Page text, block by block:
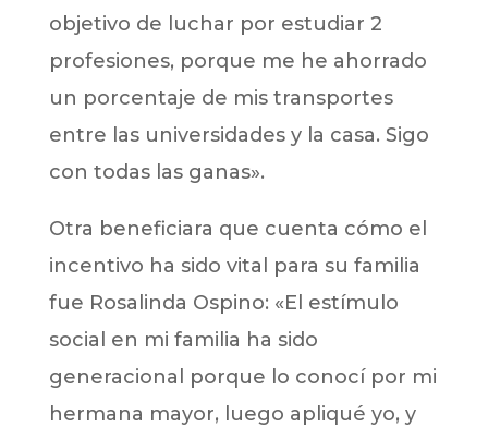
objetivo de luchar por estudiar 2
profesiones, porque me he ahorrado
un porcentaje de mis transportes
entre las universidades y la casa. Sigo
con todas las ganas».
Otra beneficiara que cuenta cómo el
incentivo ha sido vital para su familia
fue Rosalinda Ospino: «El estímulo
social en mi familia ha sido
generacional porque lo conocí por mi
hermana mayor, luego apliqué yo, y